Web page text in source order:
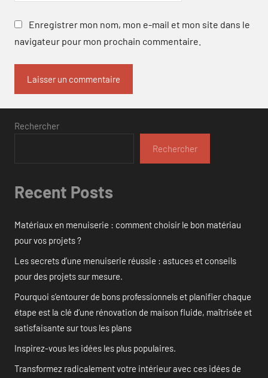
Enregistrer mon nom, mon e-mail et mon site dans le
navigateur pour mon prochain commentaire.
Rechercher
Rechercher
Recent Posts
Matériaux en menuiserie : comment choisir le bon matériau
pour vos projets ?
Les secrets d’une menuiserie réussie : astuces et conseils
pour des projets sur mesure.
Pourquoi s’entourer de bons professionnels et planifier chaque
étape est la clé d’une rénovation de maison fluide, maîtrisée et
satisfaisante sur tous les plans
Inspirez-vous les idées les plus populaires.
Transformez radicalement votre intérieur avec ces idées de